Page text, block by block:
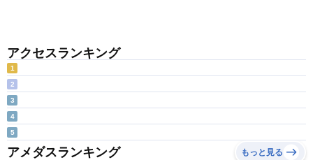
アクセスランキング
1
2
3
4
5
アメダスランキング もっと見る